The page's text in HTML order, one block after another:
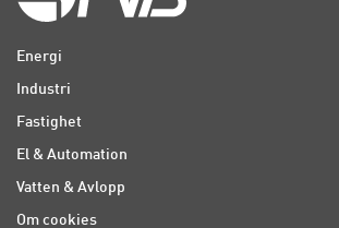
Energi
Industri
Fastighet
El & Automation
Vatten & Avlopp
Om cookies